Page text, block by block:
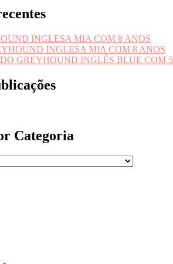
INGLESA MIA COM 8 ANOS
INGLESA MIA COM 8 ANOS
GREYHOUND INGLÊS BLUE COM
Categoria